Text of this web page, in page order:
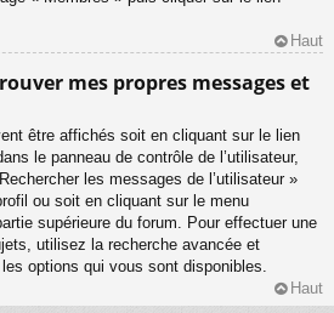
Haut
mes propres messages et
être affichés soit en cliquant sur le lien
le panneau de contrôle de l’utilisateur,
les messages de l’utilisateur »
ou soit en cliquant sur le menu
supérieure du forum. Pour effectuer une
utilisez la recherche avancée et
options qui vous sont disponibles.
Haut